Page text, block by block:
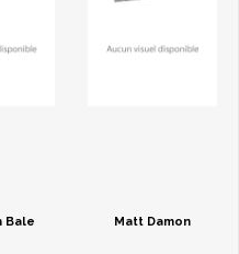
Bale Matt Damon